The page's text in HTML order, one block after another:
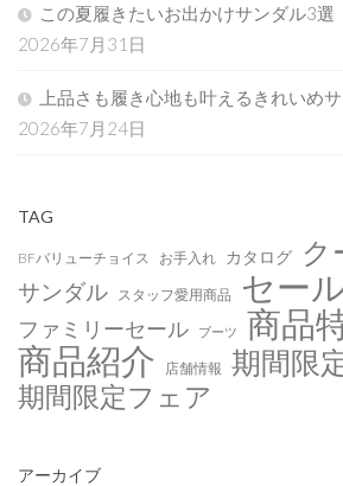
この夏履きたいお出かけサンダル3選
2026年7月31日
上品さも履き心地も叶えるきれいめ
2026年7月24日
TAG
BFバリューチョイス お手入れ カタログ ク
サンダル スタッフ愛用商品 セー
ファミリーセール ブーツ 商品
商品紹介 店舗情報 期間限
期間限定フェア
アーカイブ